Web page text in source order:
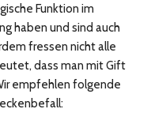
Funktion im
haben und sind auch
fressen nicht alle
dass man mit Gift
empfehlen folgende